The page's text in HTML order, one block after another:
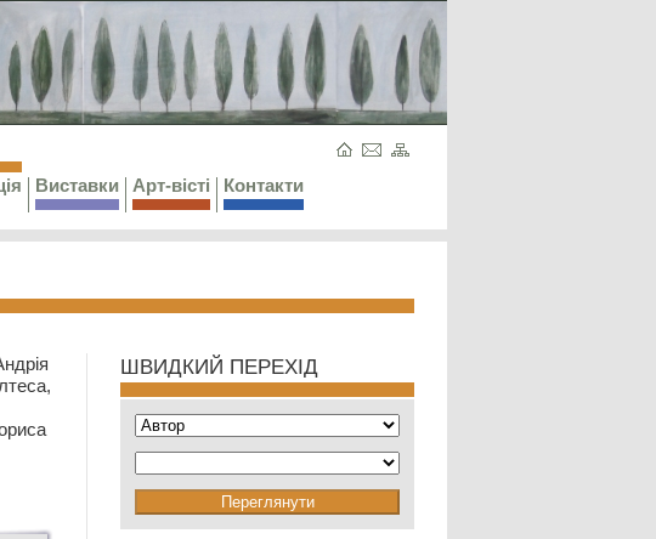
Виставки Арт-вісті Контакти
ШВИДКИЙ ПЕРЕХІД